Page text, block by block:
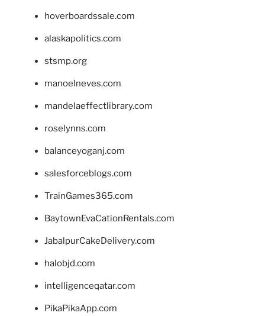
hoverboardssale.com
alaskapolitics.com
stsmp.org
manoelneves.com
mandelaeffectlibrary.com
roselynns.com
balanceyoganj.com
salesforceblogs.com
TrainGames365.com
BaytownEvaCationRentals.com
JabalpurCakeDelivery.com
halobjd.com
intelligenceqatar.com
PikaPikaApp.com